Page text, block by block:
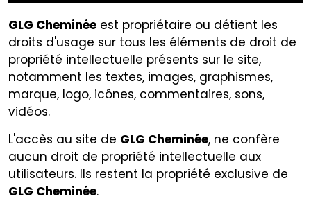
GLG Cheminée est propriétaire ou détient les
droits d'usage sur tous les éléments de droit de
propriété intellectuelle présents sur le site,
notamment les textes, images, graphismes,
marque, logo, icônes, commentaires, sons,
vidéos.
L'accès au site de GLG Cheminée, ne confère
aucun droit de propriété intellectuelle aux
utilisateurs. Ils restent la propriété exclusive de
GLG Cheminée.